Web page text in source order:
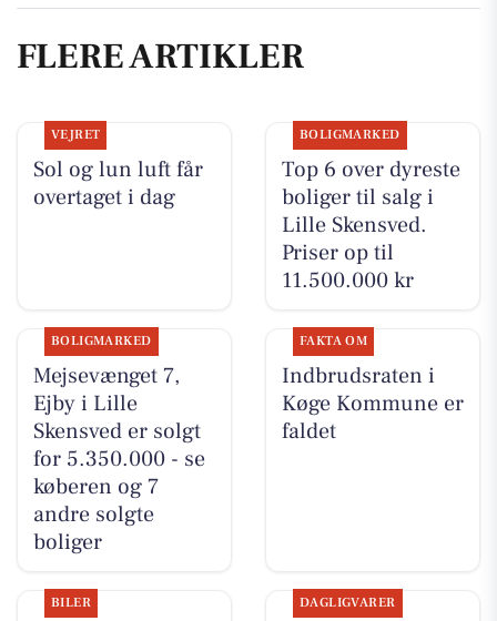
FLERE ARTIKLER
VEJRET
Sol og lun luft får
overtaget i dag
BOLIGMARKED
Top 6 over dyreste
boliger til salg i
Lille Skensved.
Priser op til
11.500.000 kr
BOLIGMARKED
Mejsevænget 7,
Ejby i Lille
Skensved er solgt
for 5.350.000 - se
køberen og 7
andre solgte
boliger
FAKTA OM
Indbrudsraten i
Køge Kommune er
faldet
BILER DAGLIGVARER